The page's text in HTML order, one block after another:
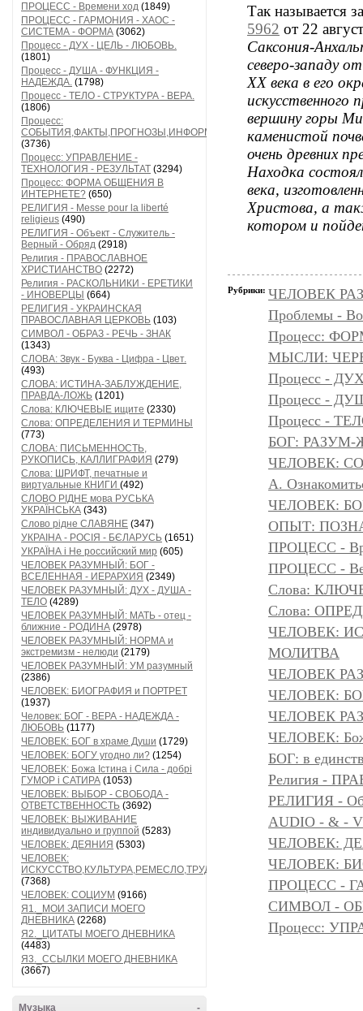
ПРОЦЕСС - Времени ход (1849)
ПРОЦЕСС - ГАРМОНИЯ - ХАОС -
СИСТЕМА - ФОРМА (3062)
Процесс - ДУХ - ЦЕЛЬ - ЛЮБОВЬ.
(1801)
Процесс - ДУША - ФУНКЦИЯ -
НАДЕЖДА. (1798)
Процесс - ТЕЛО - СТРУКТУРА - ВЕРА.
(1806)
Процесс:
СОБЫТИЯ,ФАКТЫ,ПРОГНОЗЫ,ИНФОРМАЦИЯ
(3736)
Процесс: УПРАВЛЕНИЕ -
ТЕХНОЛОГИЯ - РЕЗУЛЬТАТ (3294)
Процесс: ФОРМА ОБЩЕНИЯ В
ИНТЕРНЕТЕ? (650)
РЕЛИГИЯ - Messe pour la liberté
religieus (490)
РЕЛИГИЯ - Объект - Служитель -
Верный - Обряд (2918)
Религия - ПРАВОСЛАВНОЕ
ХРИСТИАНСТВО (2272)
Религия - РАСКОЛЬНИКИ - ЕРЕТИКИ
- ИНОВЕРЦЫ (664)
РЕЛИГИЯ - УКРАИНСКАЯ
ПРАВОСЛАВНАЯ ЦЕРКОВЬ (103)
СИМВОЛ - ОБРАЗ - РЕЧЬ - ЗНАК
(1343)
СЛОВА: Звук - Буква - Цифра - Цвет.
(493)
СЛОВА: ИСТИНА-ЗАБЛУЖДЕНИЕ,
ПРАВДА-ЛОЖЬ (1201)
Слова: КЛЮЧЕВЫЕ ищите (2330)
Слова: ОПРЕДЕЛЕНИЯ И ТЕРМИНЫ
(773)
СЛОВА: ПИСЬМЕННОСТЬ,
РУКОПИСЬ, КАЛЛИГРАФИЯ (279)
Слова: ШРИФТ, печатные и
виртуальные КНИГИ (492)
СЛОВО РІДНЕ мова РУСЬКА
УКРАЇНСЬКА (343)
Слово рідне СЛАВЯНЕ (347)
УКРАІНА - РОСІЯ - БЄЛАРУСЬ (1651)
УКРАЇНА і Не российский мир (605)
ЧЕЛОВЕК РАЗУМНЫЙ: БОГ -
ВСЕЛЕННАЯ - ИЕРАРХИЯ (2349)
ЧЕЛОВЕК РАЗУМНЫЙ: ДУХ - ДУША -
ТЕЛО (4289)
ЧЕЛОВЕК РАЗУМНЫЙ: МАТЬ - отец -
ближние - РОДИНА (2978)
ЧЕЛОВЕК РАЗУМНЫЙ: НОРМА и
экстремизм - нелюди (2179)
ЧЕЛОВЕК РАЗУМНЫЙ: УМ разумный
(2386)
ЧЕЛОВЕК: БИОГРАФИЯ и ПОРТРЕТ
(1937)
Человек: БОГ - ВЕРА - НАДЕЖДА -
ЛЮБОВЬ (1177)
ЧЕЛОВЕК: БОГ в храме Души (1729)
ЧЕЛОВЕК: БОГУ угодно ли? (1254)
ЧЕЛОВЕК: Божа Істина і Сила - добрі
ГУМОР і САТИРА (1053)
ЧЕЛОВЕК: ВЫБОР - СВОБОДА -
ОТВЕТСТВЕННОСТЬ (3692)
ЧЕЛОВЕК: ВЫЖИВАНИЕ
индивидуально и группой (5283)
ЧЕЛОВЕК: ДЕЯНИЯ (5303)
ЧЕЛОВЕК:
ИСКУССТВО,КУЛЬТУРА,РЕМЕСЛО,ТРУД
(7368)
ЧЕЛОВЕК: СОЦИУМ (9166)
Я1._МОИ ЗАПИСИ МОЕГО
ДНЕВНИКА (2268)
Я2._ЦИТАТЫ МОЕГО ДНЕВНИКА
(4483)
Я3._ССЫЛКИ МОЕГО ДНЕВНИКА
(3667)
-
Музыка
Так называется
5962 от 22
Саксония-
северо-западу
XX века в его
искусственного
вершину горы
каменистой
очень древних
Находка
века,
Христова, а
котором и
Рубрики: ЧЕЛОВЕК
Проблемы -
Процесс:
МЫСЛИ:
Процесс -
Процесс -
Процесс -
БОГ:
ЧЕЛОВЕК:
А.
ЧЕЛОВЕК:
ОПЫТ:
ПРОЦЕСС -
ПРОЦЕСС -
Слова:
Слова:
ЧЕЛОВЕК:
МОЛИТВА
ЧЕЛОВЕК
ЧЕЛОВЕК:
ЧЕЛОВЕК
ЧЕЛОВЕК:
БОГ: в
Религия -
РЕЛИГИЯ -
AUDIO - & -
ЧЕЛОВЕК:
ЧЕЛОВЕК:
ПРОЦЕСС -
СИМВОЛ -
Процесс: